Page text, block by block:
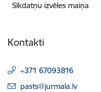
Sīkdatņu izvēles maiņa
Kontakti
+371 67093816
E-pasts:
pasts@jurmala.lv